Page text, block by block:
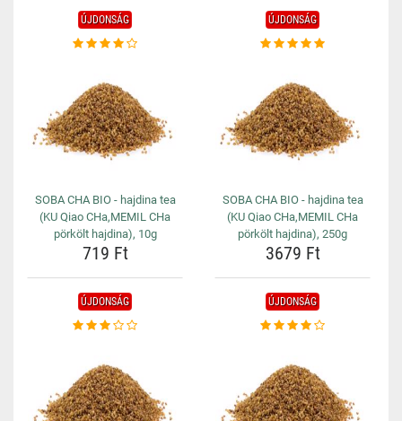
ÚJDONSÁG
SOBA CHA BIO - hajdina tea
(KU Qiao CHa,MEMIL CHa
pörkölt hajdina), 10g
719 Ft
ÚJDONSÁG
SOBA CHA BIO - hajdina tea
(KU Qiao CHa,MEMIL CHa
pörkölt hajdina), 250g
3679 Ft
ÚJDONSÁG ÚJDONSÁG